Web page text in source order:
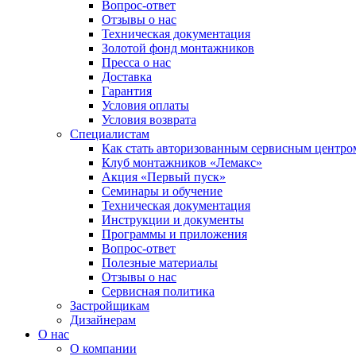
Вопрос-ответ
Отзывы о нас
Техническая документация
Золотой фонд монтажников
Пресса о нас
Доставка
Гарантия
Условия оплаты
Условия возврата
Специалистам
Как стать авторизованным сервисным
Клуб монтажников «Лемакс»
Акция «Первый пуск»
Семинары и обучение
Техническая документация
Инструкции и документы
Программы и приложения
Вопрос-ответ
Полезные материалы
Отзывы о нас
Сервисная политика
Застройщикам
Дизайнерам
О нас
О компании